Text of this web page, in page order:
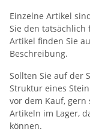
Einzelne Artikel
Sie den tatsächlich
Artikel finden Sie
Beschreibung.
Sollten Sie auf der
Struktur eines
vor dem Kauf,
Artikeln im Lager,
können.